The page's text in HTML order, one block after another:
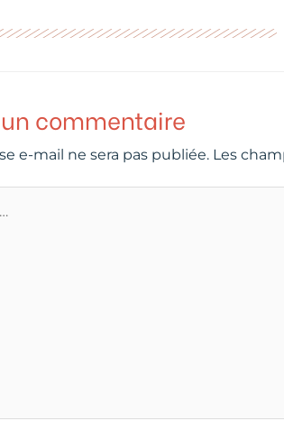
commentaire
e-mail ne sera pas publiée. Les